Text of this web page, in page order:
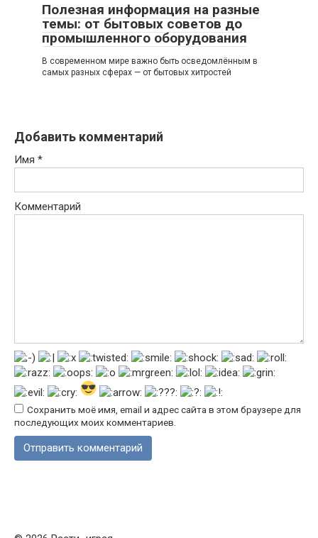
Полезная информация на разные
темы: от бытовых советов до
промышленного оборудования
В современном мире важно быть осведомлённым в
самых разных сферах — от бытовых хитростей
Добавить комментарий
Имя *
Комментарий
Сохранить моё имя, email и адрес сайта в этом браузере для
последующих моих комментариев.